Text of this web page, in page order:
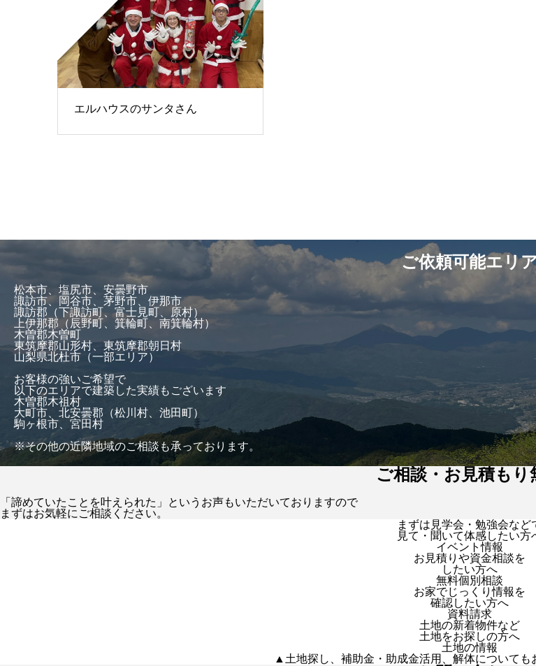
エルハウスのサンタさん
ご依頼可能エリ
松本市、塩尻市、安曇野市
諏訪市、岡谷市、茅野市、伊那市
諏訪郡（下諏訪町、富士見町、原村）
上伊那郡（辰野町、箕輪町、南箕輪村）
木曽郡木曽町
東筑摩郡山形村、東筑摩郡朝日村
山梨県北杜市（一部エリア）
お客様の強いご希望で
以下のエリアで建築した実績もございます
木曽郡木祖村
大町市、北安曇郡（松川村、池田町）
駒ヶ根市、宮田村
※その他の近隣地域のご相談も承っております。
ご相談・お見積もり
「諦めていたことを叶えられた」というお声もいただいておりますので
まずはお気軽にご相談ください。
まずは見学会・勉強会など
見て・聞いて体感したい方
イベント情報
お見積りや資金相談を
したい方へ
無料個別相談
お家でじっくり情報を
確認したい方へ
資料請求
土地の新着物件など
土地をお探しの方へ
土地の情報
▲土地探し、補助金・助成金活用、解体についても